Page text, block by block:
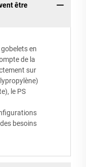
être
en
de la
sur
le PS
besoins